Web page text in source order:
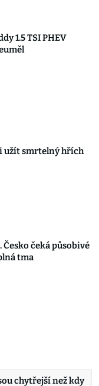
1.5 TSI PHEV
užít smrtelný hřích
čeká působivé
tma
chytřejší než kdy